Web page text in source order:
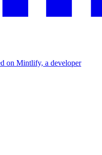
on Mintlify, a developer